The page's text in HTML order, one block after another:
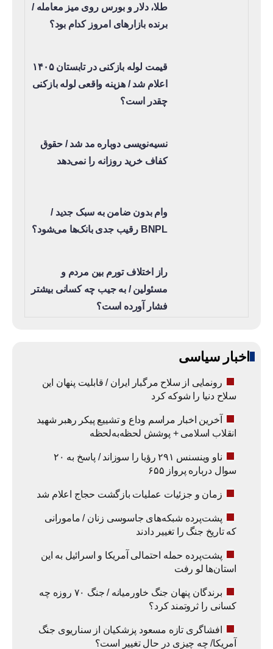
طلا، دلار و بورس روی میز معامله /
برنده بازارهای امروز کدام بود؟
قیمت لوله بازکنی در تابستان ۱۴۰۵
اعلام شد / هزینه واقعی لوله بازکنی
چقدر است؟
نسیه‌نویسی دوباره مد شد / حقوق
کفاف خرید روزانه را نمی‌دهد
وام بدون ضامن به سبک جدید /
BNPL رقیب جدی بانک‌ها می‌شود؟
راز اختلاف تورم بین مردم و
مسئولین / به جیب چه کسانی بیشتر
فشار آورده است؟
اخبار سیاسی
رونمایی از سلاح مرگبار ایران / قابلیت پنهان این
سلاح دنیا را شوکه کرد
آخرین اخبار مراسم وداع و تشییع پیکر رهبر شهید
انقلاب اسلامی + پوشش لحظه‌به‌لحظه
ناو وینسنس ۲۹۱ رؤیا را سوزاند / پاسخ به ۲۰
سوال درباره پرواز ۶۵۵
زمان و جزئیات عملیات بازگشت حجاج اعلام شد
پشت‌پرده شبکه‌های جاسوسی زنان / مامورانی
که تاریخ جنگ را تغییر دادند
پشت‌پرده حمله احتمالی آمریکا و اسرائیل به این
استان‌ها لو رفت
برندگان پنهان جنگ خاورمیانه / جنگ ۷۰ روزه چه
کسانی را ثروتمند کرد؟
افشاگری تازه مسعود پزشکیان از سناریوی جنگ
آمریکا/ چه چیزی در حال تغییر است؟